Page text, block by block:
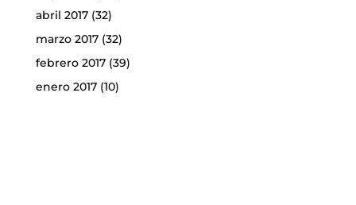
abril 2017(32)
marzo 2017(32)
febrero 2017(39)
enero 2017(10)